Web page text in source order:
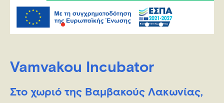
Vamvakou Incubator
Στο χωριό της Βαμβακούς Λακωνίας,